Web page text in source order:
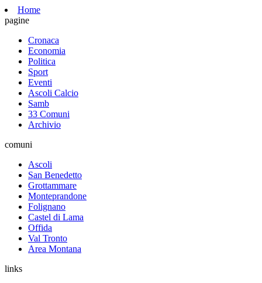
Home
pagine
Cronaca
Economia
Politica
Sport
Eventi
Ascoli Calcio
Samb
33 Comuni
Archivio
comuni
Ascoli
San Benedetto
Grottammare
Monteprandone
Folignano
Castel di Lama
Offida
Val Tronto
Area Montana
links